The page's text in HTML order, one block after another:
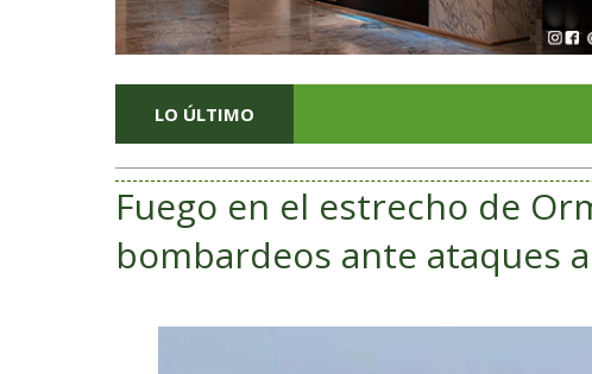
LO ÚLTIMO
Fuego en el estrecho de
bombardeos ante ataques